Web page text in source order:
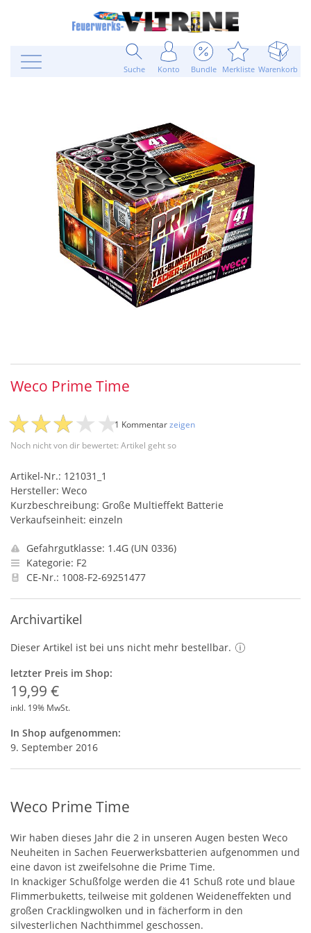
Suche Konto Bundle Merkliste Warenkorb
Weco Prime Time
Noch nicht von dir bewertet: Artikel geht so
1 Kommentarzeigen
Artikel-Nr.: 121031_1
Hersteller: Weco
Kurzbeschreibung: Große Multieffekt Batterie
Verkaufseinheit: einzeln
Gefahrgutklasse: 1.4G (UN 0336)
Kategorie: F2
CE-Nr.: 1008-F2-69251477
Archivartikel
Dieser Artikel ist bei uns nicht mehr bestellbar.
letzter Preis im Shop:
19,99 €
inkl. 19% MwSt.
In Shop aufgenommen:
9. September 2016
Weco Prime Time
Wir haben dieses Jahr die 2 in unseren Augen besten Weco
Neuheiten in Sachen Feuerwerksbatterien aufgenommen und
eine davon ist zweifelsohne die Prime Time.
In knackiger Schußfolge werden die 41 Schuß rote und blaue
Flimmerbuketts, teilweise mit goldenen Weideneffekten und
großen Cracklingwolken und in fächerform in den
silvesterlichen Nachthimmel geschossen.